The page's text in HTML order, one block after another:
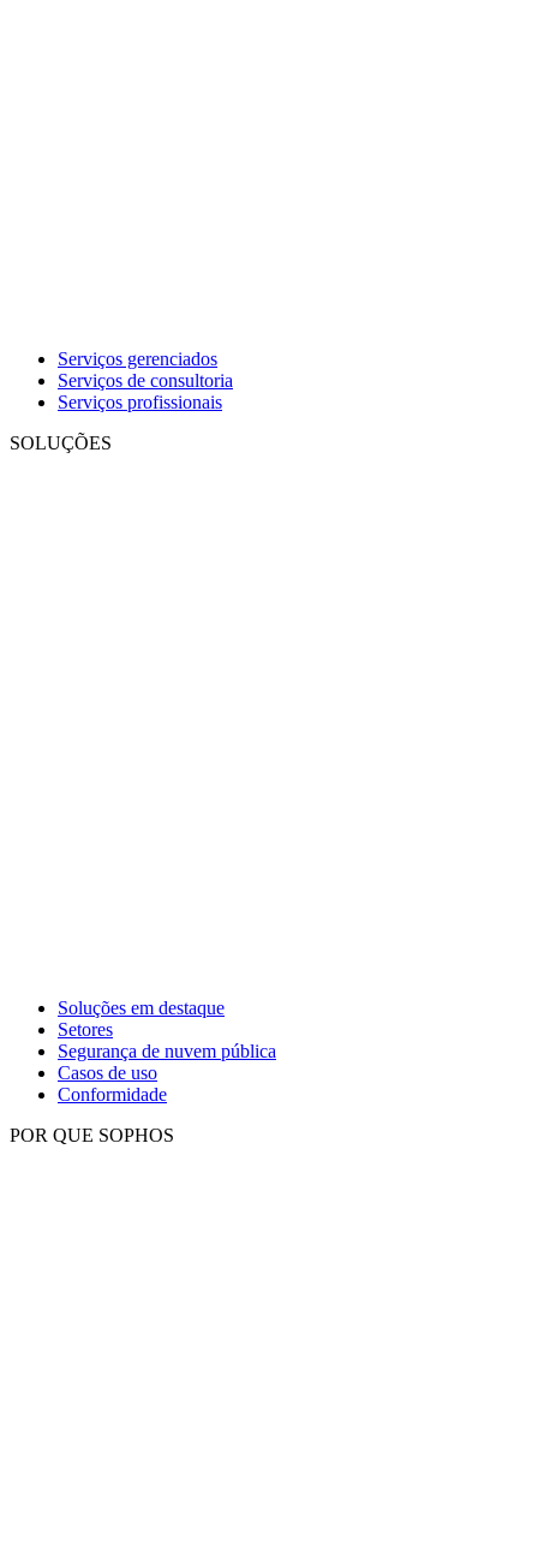
Serviços gerenciados
Serviços de consultoria
Serviços profissionais
SOLUÇÕES
Soluções em destaque
Setores
Segurança de nuvem pública
Casos de uso
Conformidade
POR QUE SOPHOS